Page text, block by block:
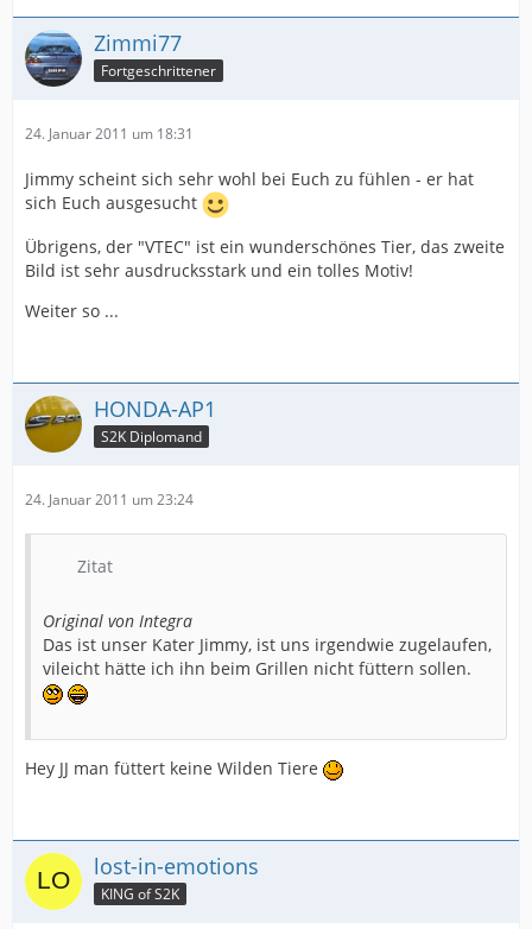
Zimmi77
Fortgeschrittener
24. Januar 2011 um 18:31
Jimmy scheint sich sehr wohl bei Euch zu fühlen - er hat
sich Euch ausgesucht
Übrigens, der "VTEC" ist ein wunderschönes Tier, das zweite
Bild ist sehr ausdrucksstark und ein tolles Motiv!
Weiter so ...
HONDA-AP1
S2K Diplomand
24. Januar 2011 um 23:24
Zitat
Original von Integra
Das ist unser Kater Jimmy, ist uns irgendwie zugelaufen,
vileicht hätte ich ihn beim Grillen nicht füttern sollen.
Hey JJ man füttert keine Wilden Tiere
lost-in-emotions
KING of S2K